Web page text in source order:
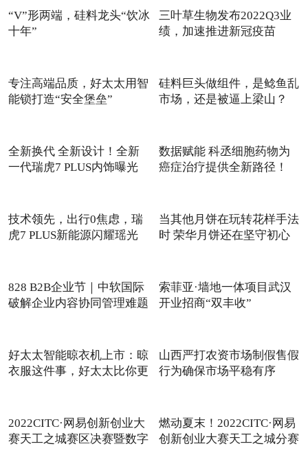
“V”形两端，硅料龙头“饮冰
十年”
三叶草生物发布2022Q3业
绩，加速推进新冠疫苗
专注高端品质，好太太用智
能锁打造“安全堡垒”
硅料巨头做组件，是鲶鱼乱
市场，还是被逼上梁山？
全新换代 全新设计！全新
一代瑞虎7 PLUS内饰曝光
数据赋能 科丞细胞药物为
癌症治疗提供全新路径！
技术领先，出行0焦虑，瑞
虎7 PLUS新能源闪耀瑶光
当其他月饼在玩转花样手法
时 荣华月饼还在坚守初心
828 B2B企业节｜中软国际
破解企业内容协同管理难题
索菲亚·墙地一体项目武汉
开业招商“双丰收”
好太太智能晾衣机上市：晾
衣服这件事，好太太比你更
山西严打农资市场制假售假
行为确保市场平稳有序
2022CITC·网易创新创业大
赛天工之城赛区决赛暨数字
燃动夏末！2022CITC·网易
创新创业大赛天工之城分赛